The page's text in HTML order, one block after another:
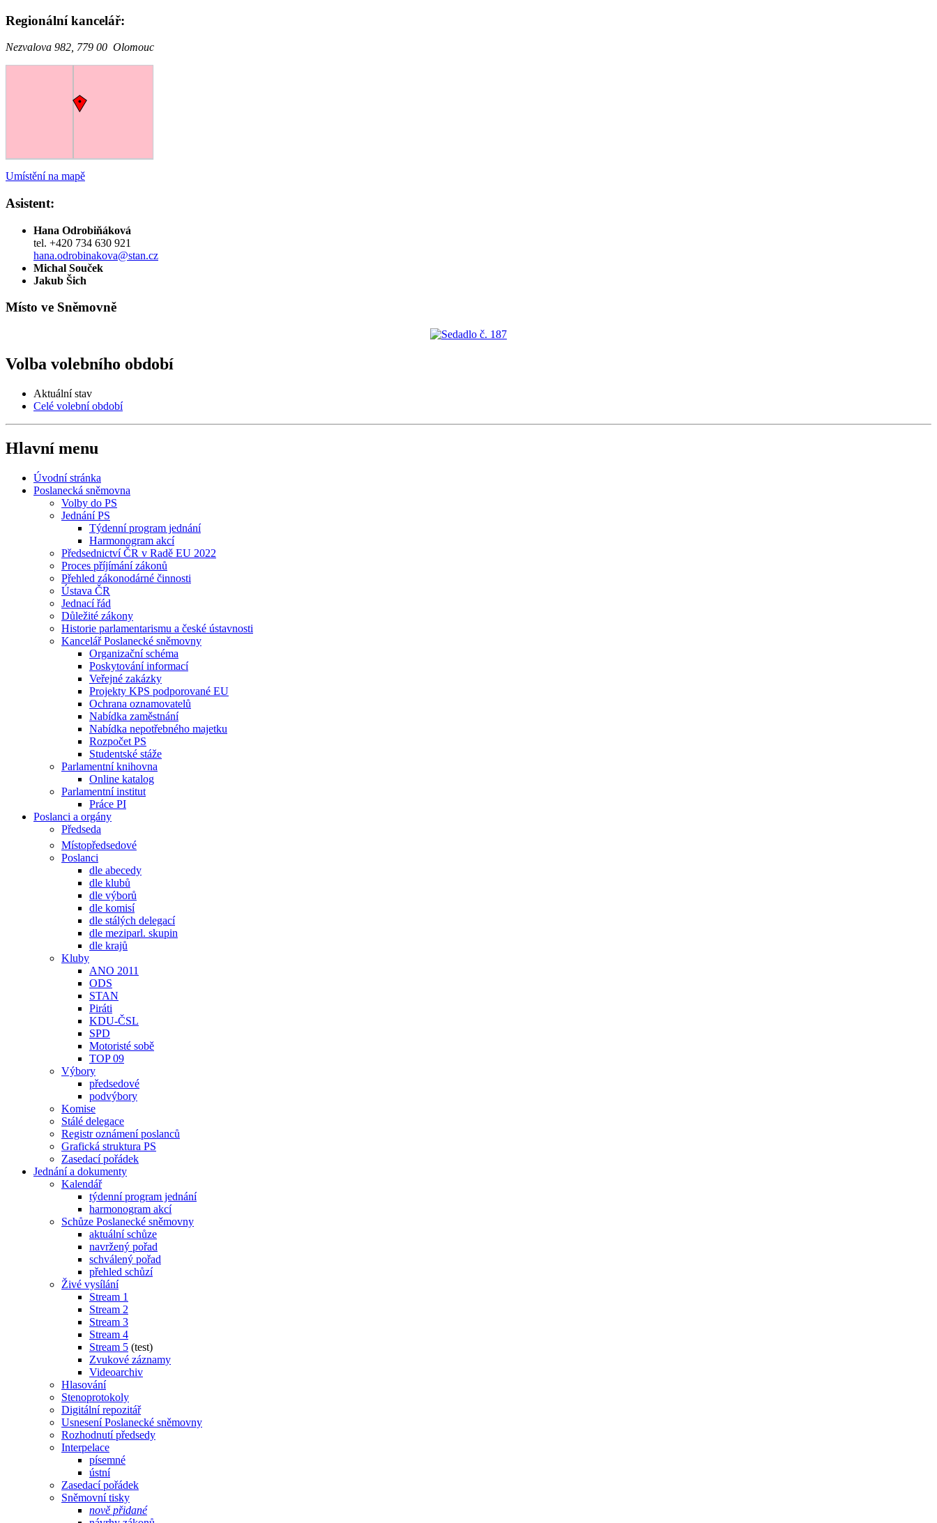
Regionální kancelář:
Nezvalova 982, 779 00 Olomouc
Umístění na mapě
Asistent:
Hana Odrobiňáková
tel. +420 734 630 921
hana.odrobinakova@stan.cz
Michal Souček
Jakub Šich
Místo ve Sněmovně
Volba volebního období
Aktuální stav
Celé volební období
Hlavní menu
Úvodní stránka
Poslanecká sněmovna
Volby do PS
Jednání PS
Týdenní program jednání
Harmonogram akcí
Předsednictví ČR v Radě EU 2022
Proces příjímání zákonů
Přehled zákonodárné činnosti
Ústava ČR
Jednací řád
Důležité zákony
Historie parlamentarismu a české ústavnosti
Kancelář Poslanecké sněmovny
Organizační schéma
Poskytování informací
Veřejné zakázky
Projekty KPS podporované EU
Ochrana oznamovatelů
Nabídka zaměstnání
Nabídka nepotřebného majetku
Rozpočet PS
Studentské stáže
Parlamentní knihovna
Online katalog
Parlamentní institut
Práce PI
Poslanci a orgány
Předseda
Místopředsedové
Poslanci
dle abecedy
dle klubů
dle výborů
dle komisí
dle stálých delegací
dle meziparl. skupin
dle krajů
Kluby
ANO 2011
ODS
STAN
Piráti
KDU-ČSL
SPD
Motoristé sobě
TOP 09
Výbory
předsedové
podvýbory
Komise
Stálé delegace
Registr oznámení poslanců
Grafická struktura PS
Zasedací pořádek
Jednání a dokumenty
Kalendář
týdenní program jednání
harmonogram akcí
Schůze Poslanecké sněmovny
aktuální schůze
navržený pořad
schválený pořad
přehled schůzí
Živé vysílání
Stream 1
Stream 2
Stream 3
Stream 4
Stream 5 (test)
Zvukové záznamy
Videoarchiv
Hlasování
Stenoprotokoly
Digitální repozitář
Usnesení Poslanecké sněmovny
Rozhodnutí předsedy
Interpelace
písemné
ústní
Zasedací pořádek
Sněmovní tisky
nově přidané